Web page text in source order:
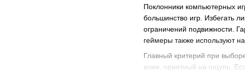
Поклонники компьютерных
большинство игр. Избегать
ограничений подвижности.
геймеры также используют
Главный критерий при
кожи, приятный на ощупь.